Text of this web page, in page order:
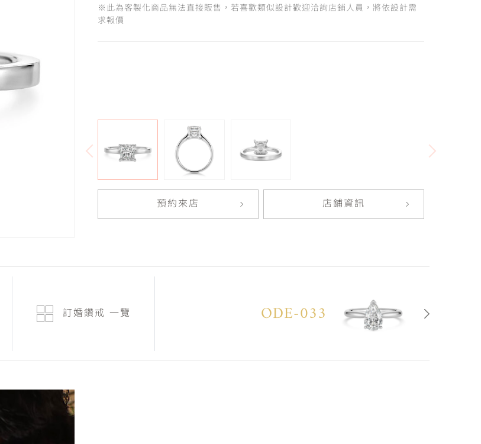
※此為客製化商品無法直接販售，若喜歡類似設計歡迎洽詢店鋪人員，將依設計需
求報價
預約來店 店鋪資訊
訂婚鑽戒 一覽 ODE-033